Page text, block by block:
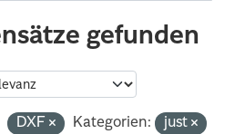
gefunden
DXF Kategorien:
just